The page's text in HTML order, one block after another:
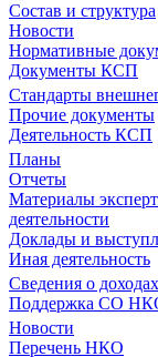
Состав и структура
Новости
Нормативные
Документы КСП
Стандарты
Прочие документы
Деятельность КСП
Планы
Отчеты
Материалы
деятельности
Доклады и
Иная деятельность
Сведения о
Поддержка СО
Новости
Перечень НКО